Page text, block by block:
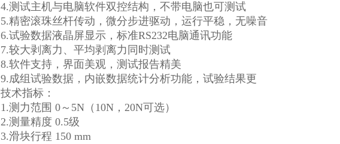
4.测试主机与电脑软件双控结构，不带电脑也可测试
5.精密滚珠丝杆传动，微分步进驱动，运行平稳，无噪音
6.试验数据液晶屏显示，标准RS232电脑通讯功能
7.较大剥离力、平均剥离力同时测试
8.软件支持，界面美观，测试报告精美
9.成组试验数据，内嵌数据统计分析功能，试验结果更
技术指标：
1.测力范围 0～5N（10N，20N可选）
2.测量精度 0.5级
3.滑块行程 150 mm